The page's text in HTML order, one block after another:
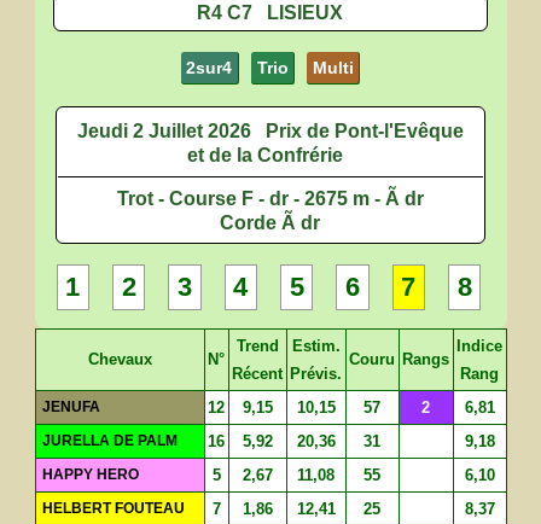
R4 C7 LISIEUX
2sur4 Trio Multi
Jeudi 2 Juillet 2026
Prix de Pont-l'Evêque
et de la Confrérie
Trot - Course F - dr - 2675 m - Ã dr
Corde Ã dr
1 2 3 4 5 6 7 8
Chevaux N°
Trend
Récent
Estim.
Prévis.
Couru Rangs
Indice
Rang
JENUFA 12 9,15 10,15 57 2 6,81
JURELLA DE PALM 16 5,92 20,36 31 9,18
HAPPY HERO 5 2,67 11,08 55 6,10
HELBERT FOUTEAU 7 1,86 12,41 25 8,37